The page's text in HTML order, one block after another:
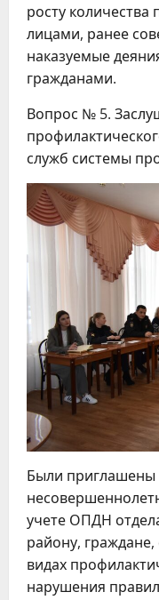
росту
лицами, ранее
наказуемые
гражданами.
Вопрос № 5.
служб системы
Были приглашены
учете ОПДН
району,
видах
нарушения